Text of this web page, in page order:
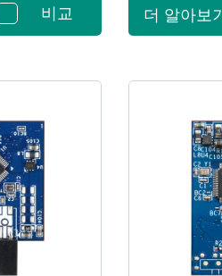
비교 더 알아보기